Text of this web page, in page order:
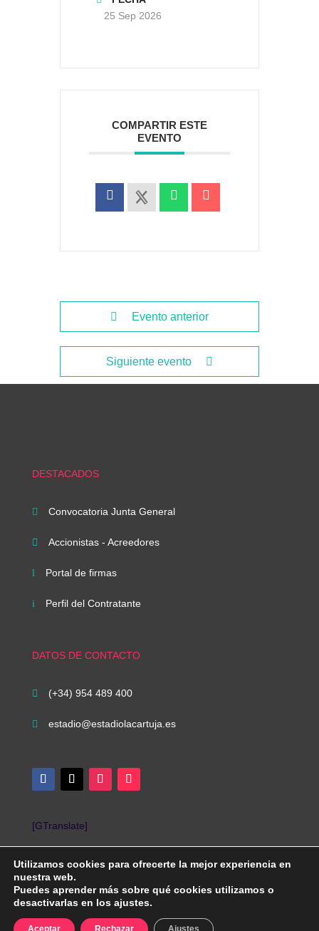
25 Sep 2026
COMPARTIR ESTE
EVENTO
Evento anterior
Siguiente evento
DESTACADOS
 Convocatoria Junta General
 Accionistas - Acreedores
l Portal de firmas
i Perfil del Contratante
DATOS DE CONTACTO
 (+34) 954 489 400
 estadio@estadiolacartuja.es
[GTranslate]
Utilizamos cookies para ofrecerte la mejor experiencia en
nuestra web.
Puedes aprender más sobre qué cookies utilizamos o
desactivarlas en los ajustes.
Aceptar Rechazar Ajustes